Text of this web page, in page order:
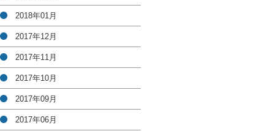
2018年01月
2017年12月
2017年11月
2017年10月
2017年09月
2017年06月